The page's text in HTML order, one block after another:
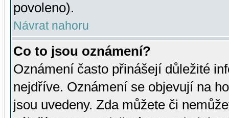
povoleno).
Návrat nahoru
Co to jsou oznámení?
Oznámení často přinášejí důležité
nejdříve. Oznámení se objevují na
jsou uvedeny. Zda můžete či